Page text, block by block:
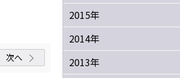
次へ
2015年
2014年
2013年